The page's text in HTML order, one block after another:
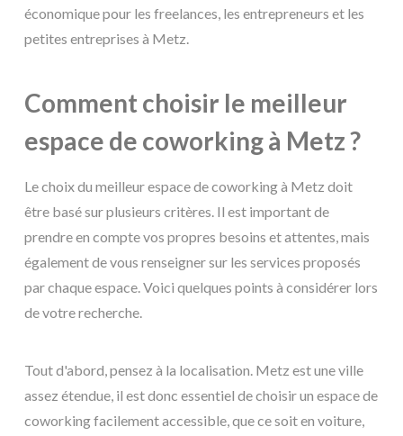
économique pour les freelances, les entrepreneurs et les
petites entreprises à Metz.
Comment choisir le meilleur
espace de coworking à Metz ?
Le choix du meilleur espace de coworking à Metz doit
être basé sur plusieurs critères. Il est important de
prendre en compte vos propres besoins et attentes, mais
également de vous renseigner sur les services proposés
par chaque espace. Voici quelques points à considérer lors
de votre recherche.
Tout d'abord, pensez à la localisation. Metz est une ville
assez étendue, il est donc essentiel de choisir un espace de
coworking facilement accessible, que ce soit en voiture,